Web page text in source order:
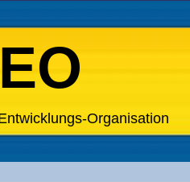
Organisation